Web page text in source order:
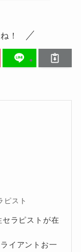
！
ピスト
セラピストが在
イアントお一